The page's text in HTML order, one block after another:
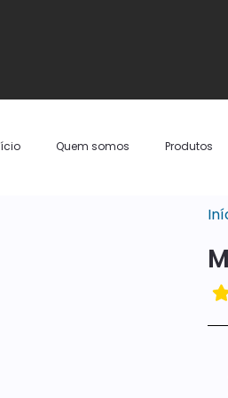
Quem somos Produtos